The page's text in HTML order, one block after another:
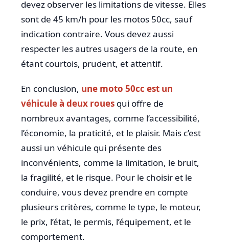
devez observer les limitations de vitesse. Elles
sont de 45 km/h pour les motos 50cc, sauf
indication contraire. Vous devez aussi
respecter les autres usagers de la route, en
étant courtois, prudent, et attentif.
En conclusion, une moto 50cc est un
véhicule à deux roues qui offre de
nombreux avantages, comme l’accessibilité,
l’économie, la praticité, et le plaisir. Mais c’est
aussi un véhicule qui présente des
inconvénients, comme la limitation, le bruit,
la fragilité, et le risque. Pour le choisir et le
conduire, vous devez prendre en compte
plusieurs critères, comme le type, le moteur,
le prix, l’état, le permis, l’équipement, et le
comportement.